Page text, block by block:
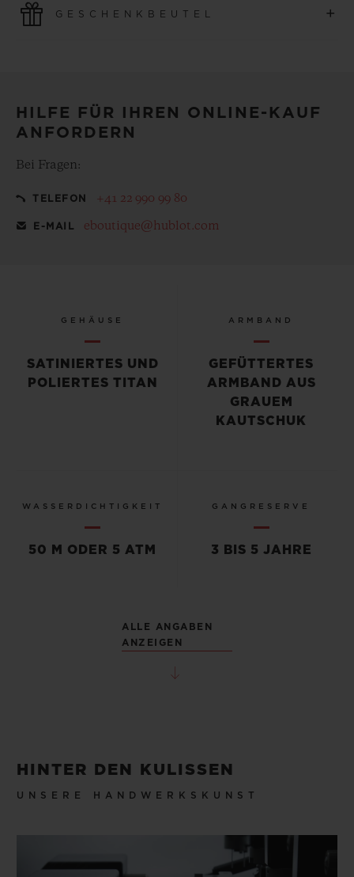
Online-Käufe sind schnell und sicher und gewährleisten
GESCHENKBEUTEL +
HILFE FÜR IHREN ONLINE-KAUF
ANFORDERN
Bei Fragen:
TELEFON +41 22 990 99 80
E-MAIL eboutique@hublot.com
GEHÄUSE
SATINIERTES UND
POLIERTES TITAN
ARMBAND
GEFÜTTERTES
ARMBAND AUS
GRAUEM
KAUTSCHUK
WASSERDICHTIGKEIT
50 M ODER 5 ATM
GANGRESERVE
3 BIS 5 JAHRE
ALLE ANGABEN
ANZEIGEN
HINTER DEN KULISSEN
UNSERE HANDWERKSKUNST